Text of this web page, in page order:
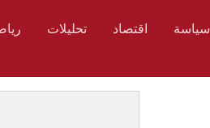
سياسة اقتصاد تحليلات